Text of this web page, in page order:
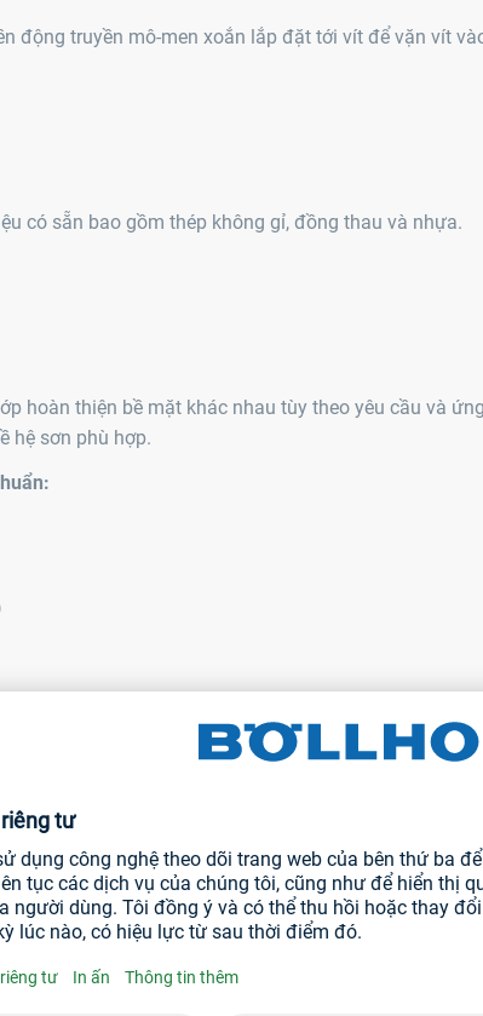
động truyền mô-men xoắn lắp đặt tới vít để vặn vít
có sẵn bao gồm thép không gỉ, đồng thau và nhựa.
hoàn thiện bề mặt khác nhau tùy theo yêu cầu và
hệ sơn phù hợp.
dẫn động bên